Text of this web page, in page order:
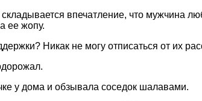
впечатление, что мужчина
ее жопу.
Никак не могу отписаться от их
у дома и обзывала соседок шалавами.